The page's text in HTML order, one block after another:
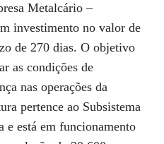
Metalcário –
investimento no valor de
de 270 dias. O objetivo
as condições de
nas operações da
pertence ao Subsistema
e está em funcionamento